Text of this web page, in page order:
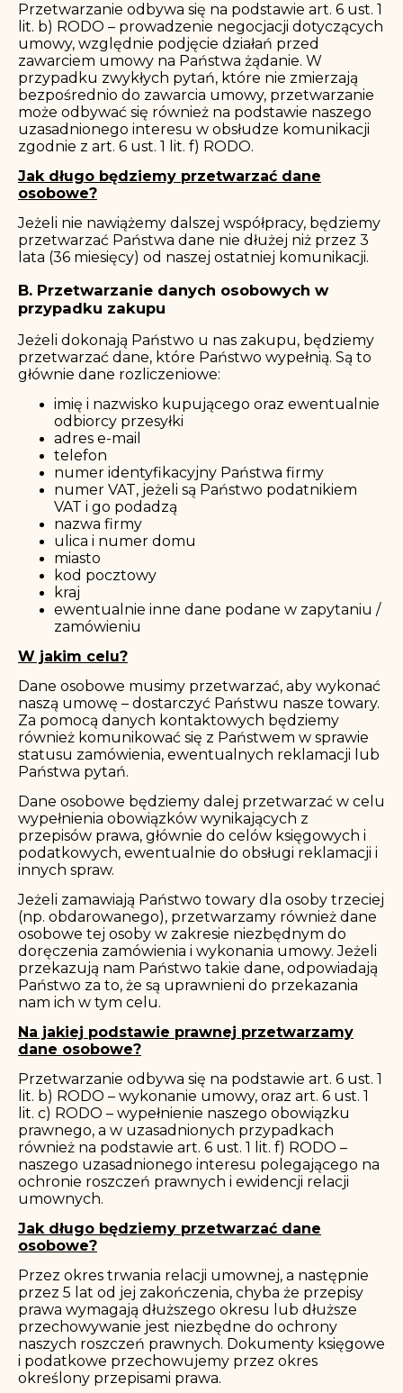
Przetwarzanie odbywa się na podstawie art. 6 ust. 1
lit. b) RODO – prowadzenie negocjacji dotyczących
umowy, względnie podjęcie działań przed
zawarciem umowy na Państwa żądanie. W
przypadku zwykłych pytań, które nie zmierzają
bezpośrednio do zawarcia umowy, przetwarzanie
może odbywać się również na podstawie naszego
uzasadnionego interesu w obsłudze komunikacji
zgodnie z art. 6 ust. 1 lit. f) RODO.
Jak długo będziemy przetwarzać dane
osobowe?
Jeżeli nie nawiążemy dalszej współpracy, będziemy
przetwarzać Państwa dane nie dłużej niż przez 3
lata (36 miesięcy) od naszej ostatniej komunikacji.
B. Przetwarzanie danych osobowych w
przypadku zakupu
Jeżeli dokonają Państwo u nas zakupu, będziemy
przetwarzać dane, które Państwo wypełnią. Są to
głównie dane rozliczeniowe:
imię i nazwisko kupującego oraz ewentualnie
odbiorcy przesyłki
adres e-mail
telefon
numer identyfikacyjny Państwa firmy
numer VAT, jeżeli są Państwo podatnikiem
VAT i go podadzą
nazwa firmy
ulica i numer domu
miasto
kod pocztowy
kraj
ewentualnie inne dane podane w zapytaniu /
zamówieniu
W jakim celu?
Dane osobowe musimy przetwarzać, aby wykonać
naszą umowę – dostarczyć Państwu nasze towary.
Za pomocą danych kontaktowych będziemy
również komunikować się z Państwem w sprawie
statusu zamówienia, ewentualnych reklamacji lub
Państwa pytań.
Dane osobowe będziemy dalej przetwarzać w celu
wypełnienia obowiązków wynikających z
przepisów prawa, głównie do celów księgowych i
podatkowych, ewentualnie do obsługi reklamacji i
innych spraw.
Jeżeli zamawiają Państwo towary dla osoby trzeciej
(np. obdarowanego), przetwarzamy również dane
osobowe tej osoby w zakresie niezbędnym do
doręczenia zamówienia i wykonania umowy. Jeżeli
przekazują nam Państwo takie dane, odpowiadają
Państwo za to, że są uprawnieni do przekazania
nam ich w tym celu.
Na jakiej podstawie prawnej przetwarzamy
dane osobowe?
Przetwarzanie odbywa się na podstawie art. 6 ust. 1
lit. b) RODO – wykonanie umowy, oraz art. 6 ust. 1
lit. c) RODO – wypełnienie naszego obowiązku
prawnego, a w uzasadnionych przypadkach
również na podstawie art. 6 ust. 1 lit. f) RODO –
naszego uzasadnionego interesu polegającego na
ochronie roszczeń prawnych i ewidencji relacji
umownych.
Jak długo będziemy przetwarzać dane
osobowe?
Przez okres trwania relacji umownej, a następnie
przez 5 lat od jej zakończenia, chyba że przepisy
prawa wymagają dłuższego okresu lub dłuższe
przechowywanie jest niezbędne do ochrony
naszych roszczeń prawnych. Dokumenty księgowe
i podatkowe przechowujemy przez okres
określony przepisami prawa.